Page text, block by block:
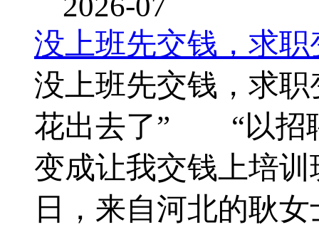
没上班先交钱，求
没上班先交钱，求
花出去了” “以招
变成让我交钱上培
日，来自河北的耿